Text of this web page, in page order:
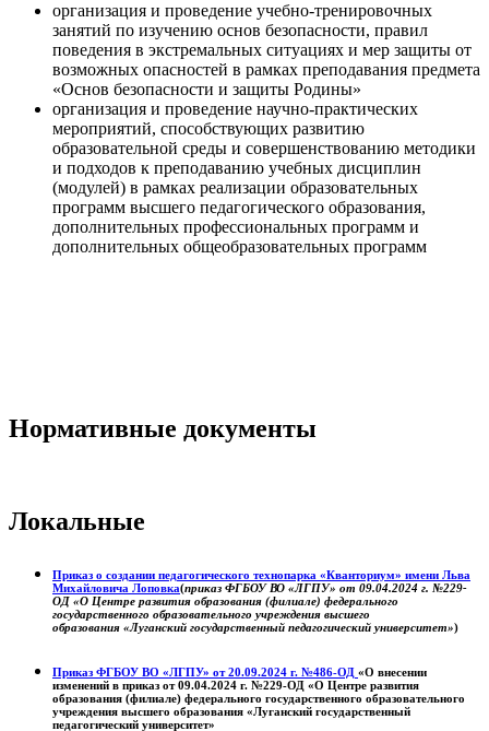
организация и проведение учебно-тренировочных
занятий по изучению основ безопасности, правил
поведения в экстремальных ситуациях и мер защиты от
возможных опасностей в рамках преподавания предмета
«Основ безопасности и защиты Родины»
организация и проведение научно-практических
мероприятий, способствующих развитию
образовательной среды и совершенствованию методики
и подходов к преподаванию учебных дисциплин
(модулей) в рамках реализации образовательных
программ высшего педагогического образования,
дополнительных профессиональных программ и
дополнительных общеобразовательных программ
Нормативные документы
Локальные
Приказ о создании педагогического технопарка «Кванториум» имени Льва
Михайловича Лоповка(приказ ФГБОУ ВО «ЛГПУ» от 09.04.2024 г. №229-
ОД «О Центре развития образования (филиале) федерального
государственного образовательного учреждения высшего
образования «Луганский государственный педагогический университет»)
Приказ ФГБОУ ВО «ЛГПУ» от 20.09.2024 г. №486-ОД «О внесении
изменений в приказ от 09.04.2024 г. №229-ОД «О Центре развития
образования (филиале) федерального государственного образовательного
учреждения высшего образования «Луганский государственный
педагогический университет»